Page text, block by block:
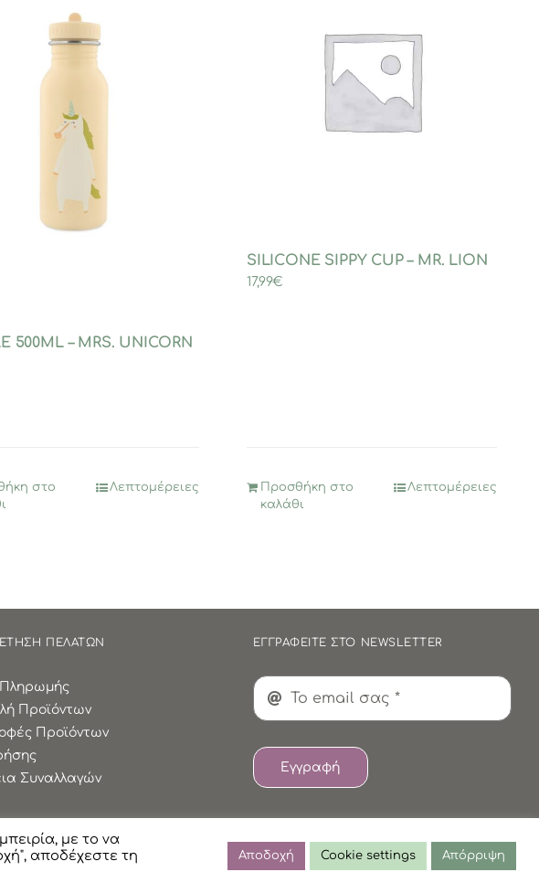
500ML – MRS. UNICORN
στο
Λεπτομέρειες
SILICONE SIPPY CUP – MR. LION
17,99€
Προσθήκη στο
καλάθι
Λεπτομέρειες
ΠΕΛΑΤΩΝ
Προϊόντων
Προϊόντων
Συναλλαγών
ΕΓΓΡΑΦΕΙΤΕ ΣΤΟ NEWSLETTER
Εγγραφή
Προσωπικών Δεδομένων
με το να
αποδέχεστε τη
Αποδοχή Cookie settings Απόρριψη